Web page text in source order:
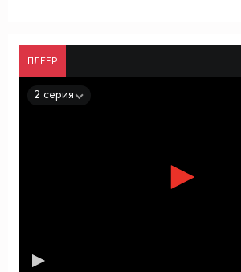
ПЛЕЕР
2 серия